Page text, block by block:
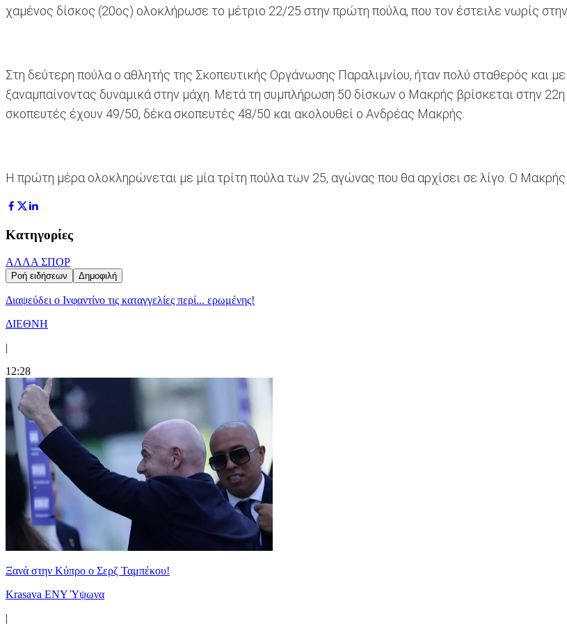
χαμένος δίσκος (20ος) ολοκλήρωσε το μέτριο 22/25 στην πρώτη πούλα, που τον έστειλε νωρίς
Στη δεύτερη πούλα ο αθλητής της Σκοπευτικής Οργάνωσης Παραλιμνίου, ήταν πολύ σταθερός και
ξαναμπαίνοντας δυναμικά στην μάχη. Μετά τη συμπλήρωση 50 δίσκων ο Μακρής βρίσκεται στην
σκοπευτές έχουν 49/50, δέκα σκοπευτές 48/50 και ακολουθεί ο Ανδρέας Μακρής.
Η πρώτη μέρα ολοκληρώνεται με μία τρίτη πούλα των 25, αγώνας που θα αρχίσει σε λίγο. Ο
Κατηγορίες
ΑΛΛΑ ΣΠΟΡ
Ροή ειδήσεων Δημοφιλή
Διαψεύδει ο Ινφαντίνο τις καταγγελίες περί... ερωμένης!
ΔΙΕΘΝΗ
|
12:28
Ξανά στην Κύπρο ο Σερζ Ταμπέκου!
Krasava ENY Ύψωνα
|